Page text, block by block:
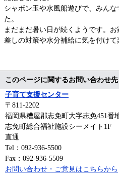
シャボン玉や水風船遊びで、みん
た。
まだまだ暑い日が続くようです。
差しの対策や水分補給に気を付けて
このページに関するお問い合わせ先
子育て支援センター
〒811-2202
福岡県糟屋郡志免町大字志免451番
志免町総合福祉施設シーメイト1F
直通
Tel：092-936-5500
Fax：092-936-5509
お問い合わせ・ご意見はこちらから